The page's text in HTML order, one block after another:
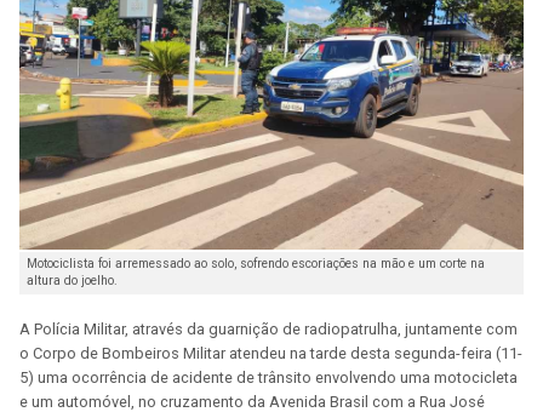
Motociclista foi arremessado ao solo, sofrendo escoriações na mão e um corte na
altura do joelho.
A Polícia Militar, através da guarnição de radiopatrulha, juntamente com
o Corpo de Bombeiros Militar atendeu na tarde desta segunda-feira (11-
5) uma ocorrência de acidente de trânsito envolvendo uma motocicleta
e um automóvel, no cruzamento da Avenida Brasil com a Rua José